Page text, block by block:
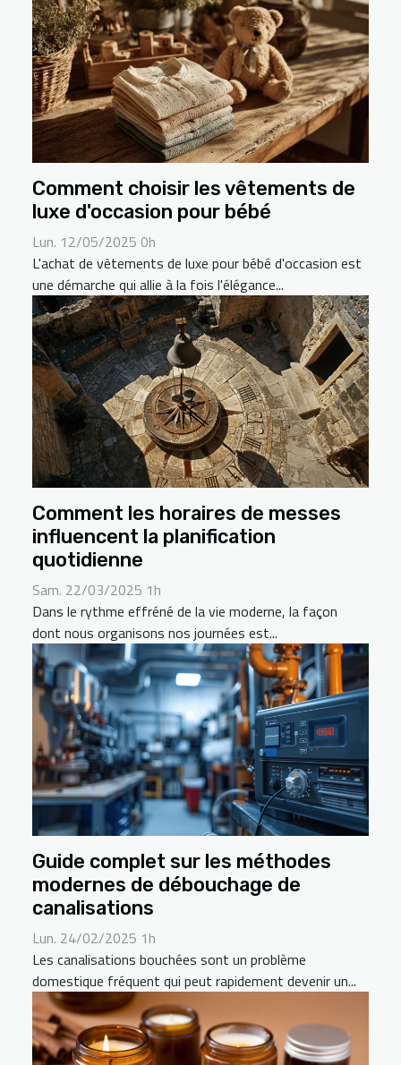
Comment choisir les vêtements de
luxe d'occasion pour bébé
Lun. 12/05/2025 0h
L'achat de vêtements de luxe pour bébé d'occasion est
une démarche qui allie à la fois l'élégance...
Comment les horaires de messes
influencent la planification
quotidienne
Sam. 22/03/2025 1h
Dans le rythme effréné de la vie moderne, la façon
dont nous organisons nos journées est...
Guide complet sur les méthodes
modernes de débouchage de
canalisations
Lun. 24/02/2025 1h
Les canalisations bouchées sont un problème
domestique fréquent qui peut rapidement devenir un...